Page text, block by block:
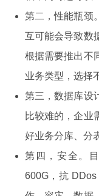
第二，性能瓶颈
互可能会导致数
根据需要推出不
业务类型，选择
第三，数据库设
比较难的，企业
好业务分库、分
第四，安全。
600G，抗